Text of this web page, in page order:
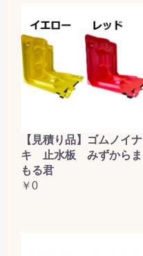
【見積り品】ゴムノイナ
キ 止水板 みずからま
もる君
￥0